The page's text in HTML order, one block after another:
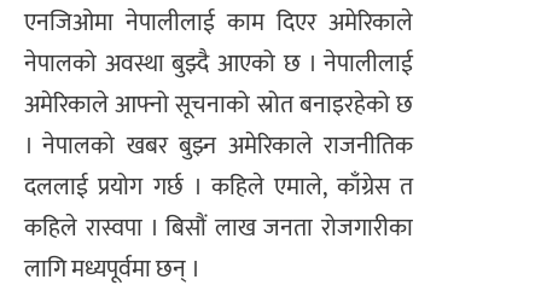
एनजिओमा नेपालीलाई काम दिएर अमेरिकाले
नेपालको अवस्था बुझ्दै आएको छ । नेपालीलाई
अमेरिकाले आफ्नो सूचनाको स्रोत बनाइरहेको छ
। नेपालको खबर बुझ्न अमेरिकाले राजनीतिक
दललाई प्रयोग गर्छ । कहिले एमाले, काँग्रेस त
कहिले रास्वपा । बिसौं लाख जनता रोजगारीका
लागि मध्यपूर्वमा छन् ।